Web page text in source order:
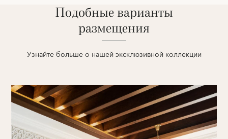
Подобные варианты
размещения
Узнайте больше о нашей эксклюзивной коллекции